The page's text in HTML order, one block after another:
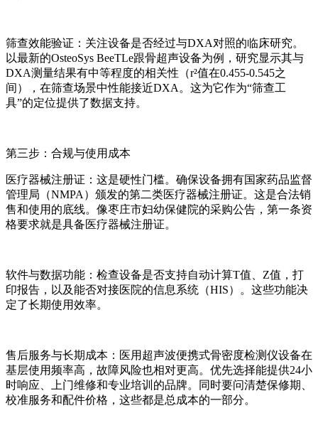
筛查效能验证：关注设备是否经过与DXA对照的临床研究。
以最新的OsteoSys BeeTLe跟骨超声设备为例，研究显示其与
DXA测量结果有中等程度的相关性（r²值在0.455-0.545之
间），在筛查场景中性能接近DXA。这为它作为“筛查工
具”的定位提供了数据支持。
第三步：合规与使用成本
医疗器械注册证：这是硬性门槛。确保设备拥有国家药品监督
管理局（NMPA）颁发的第二类医疗器械注册证。这是合法销
售和使用的底线。像枣庄市妇幼保健院的采购公告，第一条资
格要求就是具备医疗器械注册证。
软件与数据功能：检查设备是否支持自动计算T值、Z值，打
印报告，以及能否对接医院的信息系统（HIS）。这些功能决
定了长期使用效率。
售后服务与长期成本： 医用超声波便携式骨密度检测仪设备在
基层使用频率高，故障风险也相对更高。优先选择能提供24小
时响应、上门维修和专业培训的品牌。同时要问清楚保修期、
校准服务和配件价格，这些都是总成本的一部分。